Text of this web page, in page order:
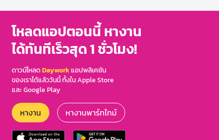
of
โหลดแอปตอนนี้ หางาน
ได้ทันทีเร็วสุด 1 ชั่วโมง!
ดาวน์โหลดDayworkแอปพลิเคชัน
ของเราได้แล้ววันนี้ ทั้งใน Apple Store
และ Google Play
หางาน หางานพาร์ทไทม์